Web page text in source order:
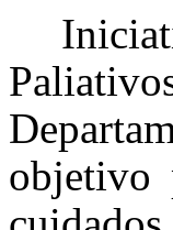
objetivo